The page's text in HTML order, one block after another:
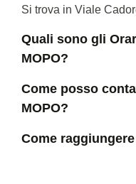
Si trova in Viale
Quali sono gli
MOPO?
Come posso
MOPO?
Come